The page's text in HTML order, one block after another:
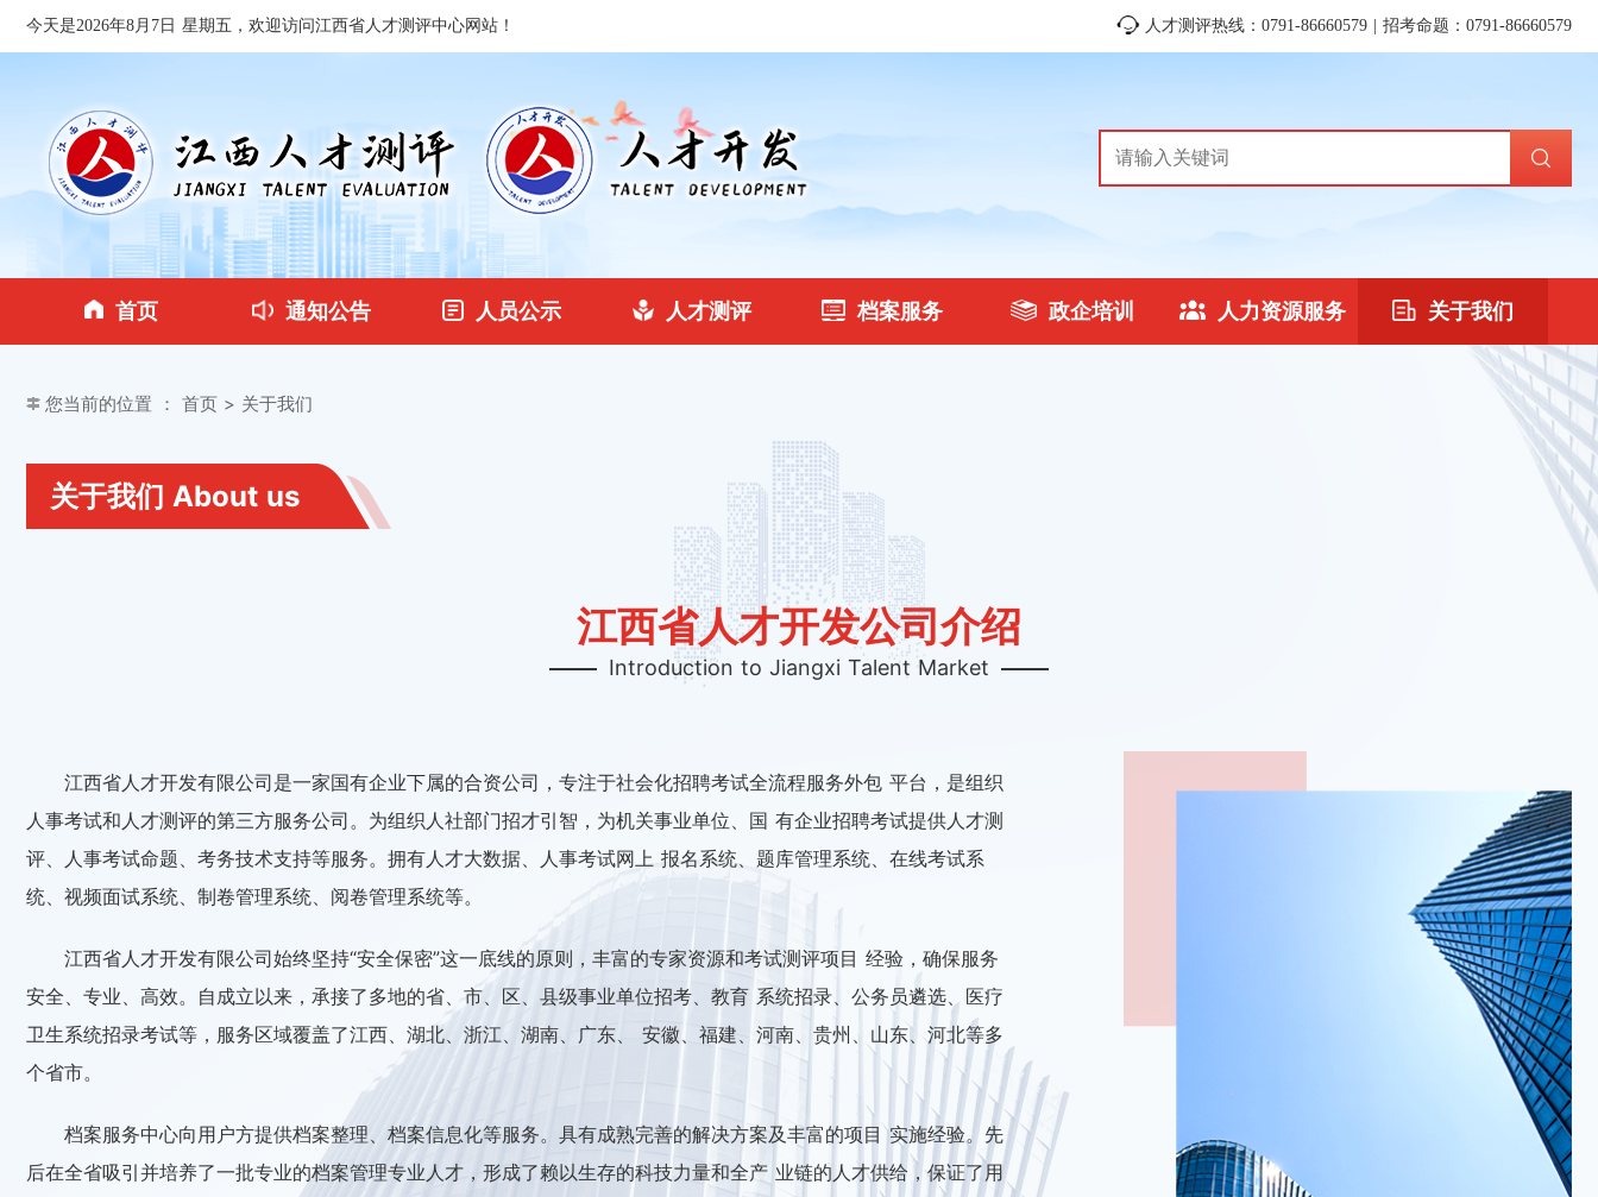
今天是2026年8月7日 星期五，欢迎访问江西省人才测评中心网站！ 人才测评热线：0791-86660579 | 招考命题：0791-86660579
首页 通知公告 人员公示 人才测评 档案服务 政企培训 人力资源服务 关于我们
您当前的位置 ： 首页 > 关于我们
关于我们 About us
江西省人才开发公司介绍
Introduction to Jiangxi Talent Market
江西省人才开发有限公司是一家国有企业下属的合资公司，专注于社会化招聘考试全流程服务外包 平台，是组织
人事考试和人才测评的第三方服务公司。为组织人社部门招才引智，为机关事业单位、国 有企业招聘考试提供人才测
评、人事考试命题、考务技术支持等服务。拥有人才大数据、人事考试网上 报名系统、题库管理系统、在线考试系
统、视频面试系统、制卷管理系统、阅卷管理系统等。
江西省人才开发有限公司始终坚持“安全保密”这一底线的原则，丰富的专家资源和考试测评项目 经验，确保服务
安全、专业、高效。自成立以来，承接了多地的省、市、区、县级事业单位招考、教育 系统招录、公务员遴选、医疗
卫生系统招录考试等，服务区域覆盖了江西、湖北、浙江、湖南、广东、 安徽、福建、河南、贵州、山东、河北等多
个省市。
档案服务中心向用户方提供档案整理、档案信息化等服务。具有成熟完善的解决方案及丰富的项目 实施经验。先
后在全省吸引并培养了一批专业的档案管理专业人才，形成了赖以生存的科技力量和全产 业链的人才供给，保证了用